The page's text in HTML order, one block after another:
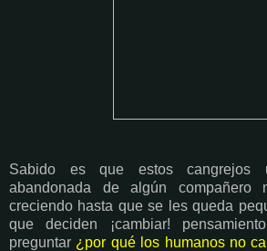
Sabido es que estos cangrejos
abandonada de algún compañero
creciendo hasta que se les queda
que deciden ¡cambiar!
preguntar ¿ por qué los humanos no